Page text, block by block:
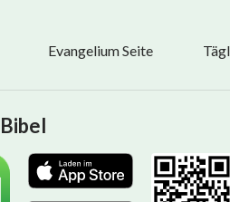
Evangelium Seite